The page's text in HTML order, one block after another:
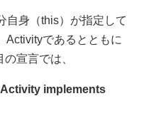
身（this）が指定して
Activityであるとともに
宣言では、
implements